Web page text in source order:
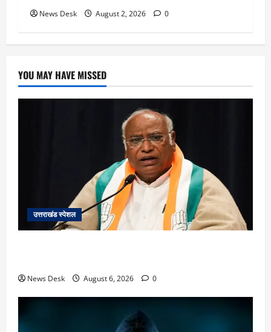
News Desk August 2, 2026 0
YOU MAY HAVE MISSED
उत्तराखंड स्पेशल
News Desk August 6, 2026 0